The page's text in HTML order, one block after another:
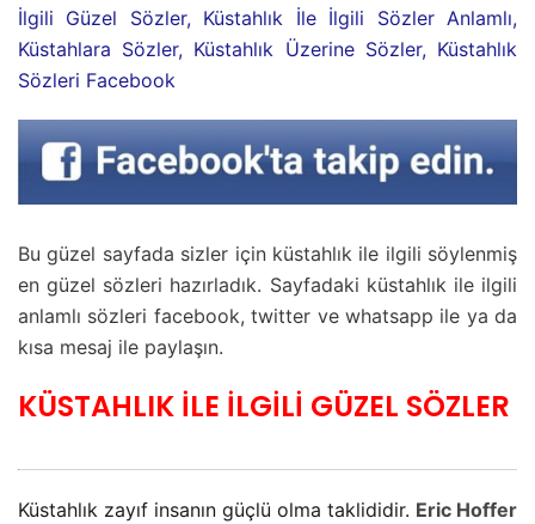
İlgili Güzel Sözler, Küstahlık İle İlgili Sözler Anlamlı,
Küstahlara Sözler, Küstahlık Üzerine Sözler, Küstahlık
Sözleri Facebook
Bu güzel sayfada sizler için küstahlık ile ilgili söylenmiş
en güzel sözleri hazırladık. Sayfadaki küstahlık ile ilgili
anlamlı sözleri facebook, twitter ve whatsapp ile ya da
kısa mesaj ile paylaşın.
KÜSTAHLIK İLE İLGİLİ GÜZEL SÖZLER
Küstahlık zayıf insanın güçlü olma taklididir. Eric Hoffer